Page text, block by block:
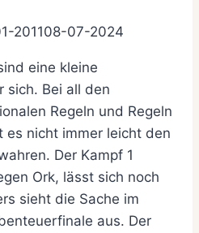
201108-07-2024
eine kleine
sich. Bei all den
Regeln und Regeln
es nicht immer leicht den
Der Kampf 1
Ork, lässt sich noch
sieht die Sache im
aus. Der